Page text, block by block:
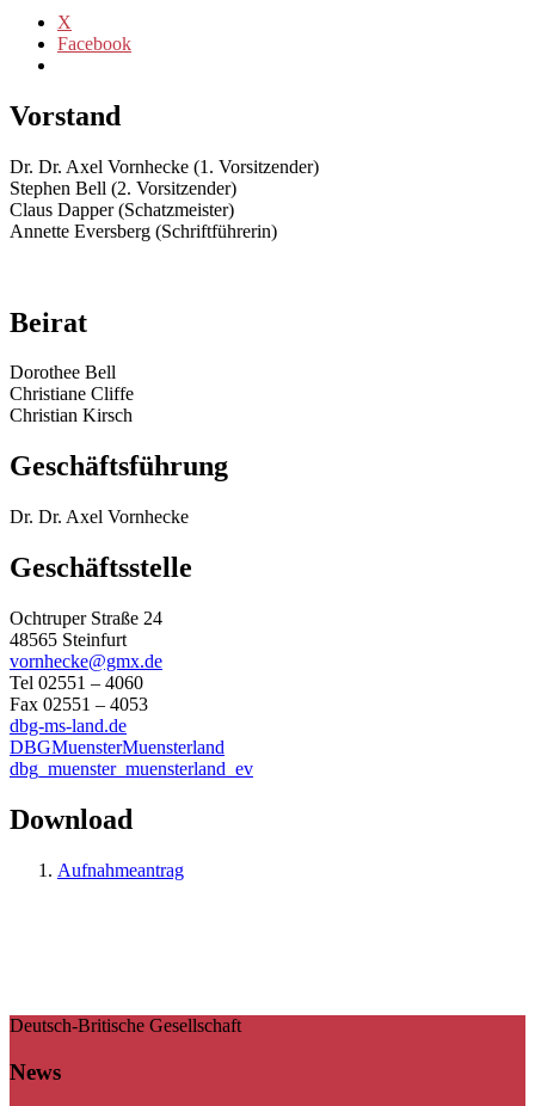
X
Facebook
Vorstand
Dr. Dr. Axel Vornhecke (1. Vorsitzender)
Stephen Bell (2. Vorsitzender)
Claus Dapper (Schatzmeister)
Annette Eversberg (Schriftführerin)
Beirat
Dorothee Bell
Christiane Cliffe
Christian Kirsch
Geschäftsführung
Dr. Dr. Axel Vornhecke
Geschäftsstelle
Ochtruper Straße 24
48565 Steinfurt
vornhecke@gmx.de
Tel 02551 – 4060
Fax 02551 – 4053
dbg-ms-land.de
DBGMuensterMuensterland
dbg_muenster_muensterland_ev
Download
Aufnahmeantrag
Deutsch-Britische Gesellschaft
News